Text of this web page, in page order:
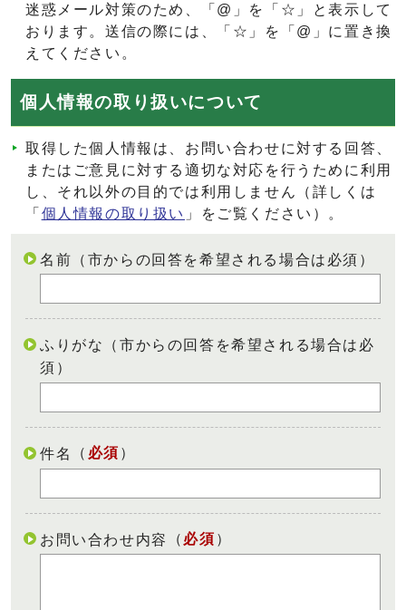
迷惑メール対策のため、「@」を「☆」と表示して
おります。送信の際には、「☆」を「@」に置き換
えてください。
個人情報の取り扱いについて
取得した個人情報は、お問い合わせに対する回答、
またはご意見に対する適切な対応を行うために利用
し、それ以外の目的では利用しません（詳しくは
「 個人情報の取り扱い 」をご覧ください）。
名前（市からの回答を希望される場合は必須）
ふりがな（市からの回答を希望される場合は必
須）
件名 （ 必須 ）
お問い合わせ内容 （ 必須 ）